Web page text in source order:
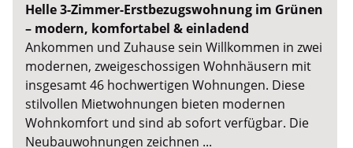
Helle 3-Zimmer-Erstbezugswohnung im Grünen
– modern, komfortabel & einladend
Ankommen und Zuhause sein Willkommen in zwei
modernen, zweigeschossigen Wohnhäusern mit
insgesamt 46 hochwertigen Wohnungen. Diese
stilvollen Mietwohnungen bieten modernen
Wohnkomfort und sind ab sofort verfügbar. Die
Neubauwohnungen zeichnen ...